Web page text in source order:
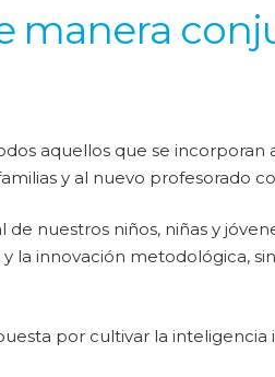
manera
aquellos que se incorporan
y al nuevo profesorado
nuestros niños, niñas y
la innovación metodológica,
por cultivar la